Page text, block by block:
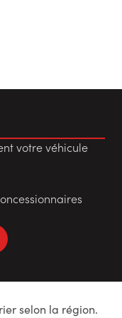
votre véhicule
selon la région.